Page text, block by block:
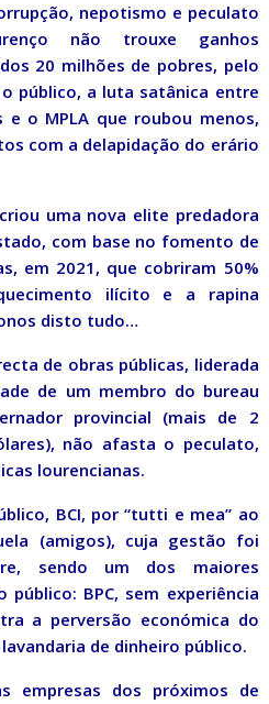
nepotismo e peculato
não trouxe ganhos
20 milhões de pobres, pelo
público, a luta satânica entre
e o MPLA que roubou menos,
com a delapidação do erário
uma nova elite predadora
com base no fomento de
em 2021, que cobriram 50%
ilícito e a rapina
disto tudo…
de obras públicas, liderada
de um membro do bureau
provincial (mais de 2
não afasta o peculato,
lourencianas.
BCI, por “tutti e mea” ao
(amigos), cuja gestão foi
sendo um dos maiores
BPC, sem experiência
a perversão económica do
de dinheiro público.
empresas dos próximos de